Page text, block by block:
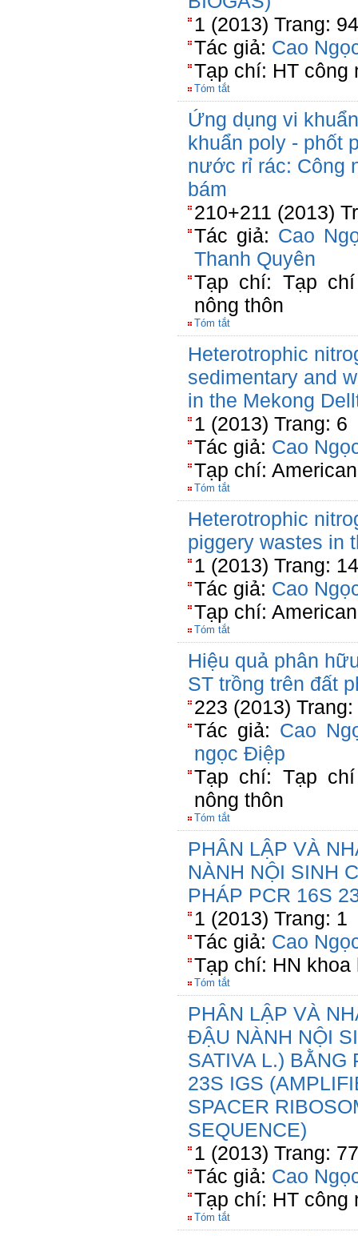
1 (2013) Trang: 94
Tác giả: Cao
Tạp chí: HT công
Tóm tắt
Ứng dụng vi
khuẩn poly - phốt
nước rỉ rác: Công
bám
210+211 (2013)
Tác giả: Cao
Thanh Quyên
Tạp chí: Tạp
nông thôn
Tóm tắt
Heterotrophic
sedimentary and
in the Mekong
1 (2013) Trang: 6
Tác giả: Cao
Tạp chí:
Tóm tắt
Heterotrophic
piggery wastes in
1 (2013) Trang: 14
Tác giả: Cao
Tạp chí:
Tóm tắt
Hiệu quả phân
ST trồng trên đất
223 (2013) Trang:
Tác giả: Cao
ngọc Điệp
Tạp chí: Tạp
nông thôn
Tóm tắt
PHÂN LẬP VÀ
NÀNH NỘI SINH
PHÁP PCR 16S
1 (2013) Trang: 1
Tác giả: Cao
Tạp chí: HN
Tóm tắt
PHÂN LẬP VÀ
ĐẬU NÀNH NỘI
SATIVA L.)
23S IGS
SPACER
SEQUENCE)
1 (2013) Trang: 77
Tác giả: Cao
Tạp chí: HT công
Tóm tắt